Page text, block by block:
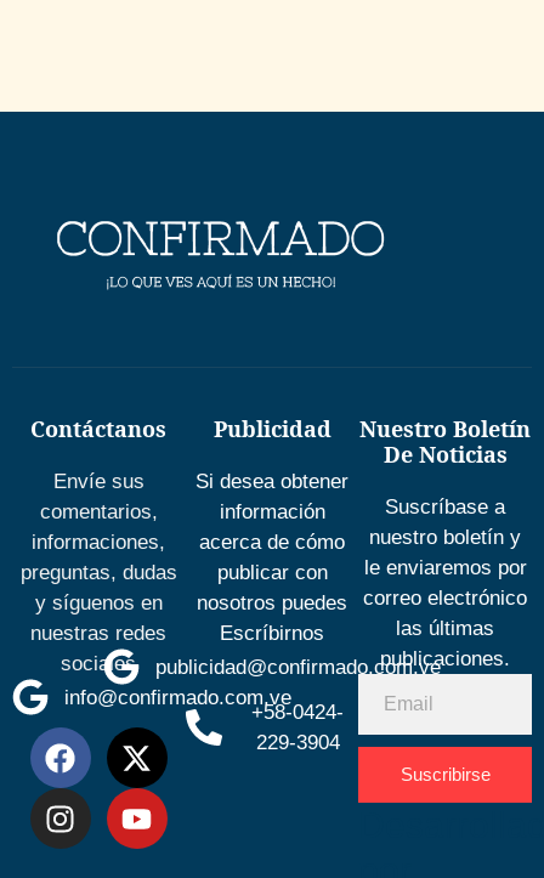
Contáctanos
Envíe sus
comentarios,
informaciones,
preguntas, dudas
y síguenos en
nuestras redes
sociales
info@confirmado.com.ve
Publicidad
Si desea obtener
información
acerca de cómo
publicar con
nosotros puedes
Escríbirnos
publicidad@confirmado.com.ve
+58-0424-
229-3904
Nuestro Boletín
De Noticias
Suscríbase a
nuestro boletín y
le enviaremos por
correo electrónico
las últimas
publicaciones.
Suscribirse